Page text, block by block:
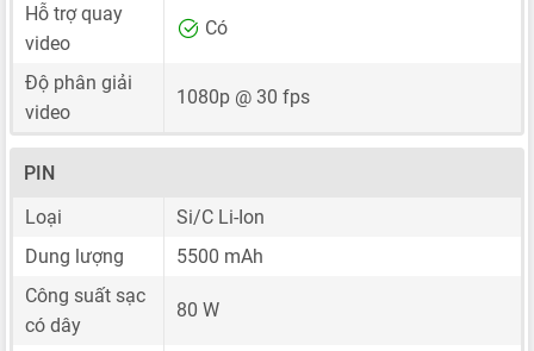
Hỗ trợ quay
video
Có
Độ phân giải
video
1080p @ 30 fps
PIN
Loại
Si/C Li-Ion
Dung lượng
5500 mAh
Công suất sạc
có dây
80 W